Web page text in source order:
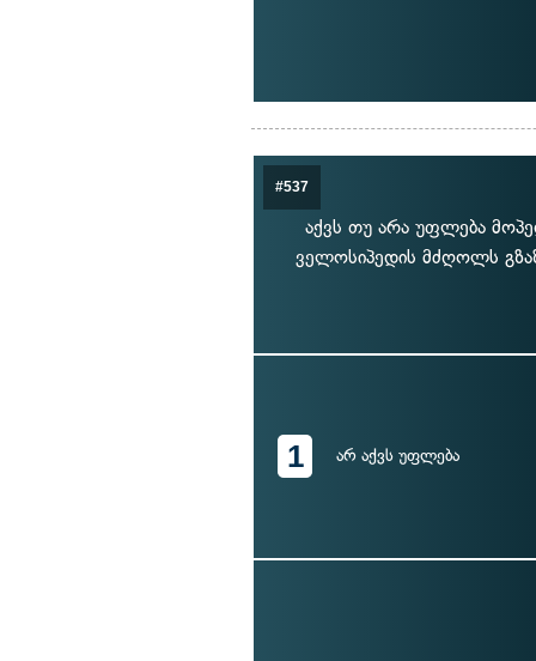
#537
აქვს თუ არა უფლება
ველოსიპედის მძღოლს
1 არ აქვს უფლება